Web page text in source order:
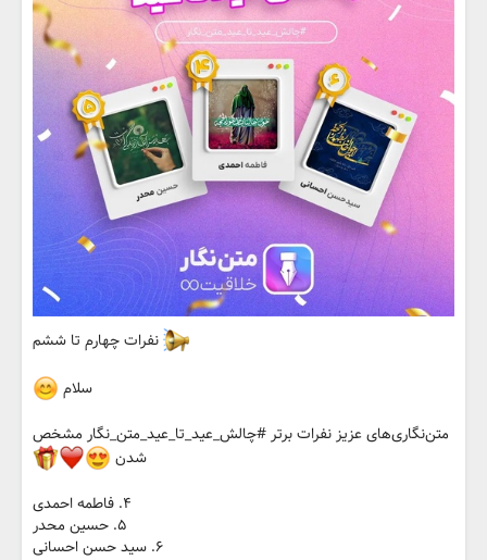
نفرات چهارم تا ششم
سلام
متن‌نگاری‌های عزیز نفرات برتر #چالش_عید_تا_عید_متن_نگار مشخص
شدن
۴. فاطمه احمدی
۵. حسین محدر
۶. سید حسن احسانی